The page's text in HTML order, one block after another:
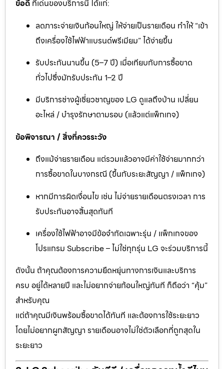
ข้อดี ที่เด่นของบริการนี้ ได้แก่:
ลดภาระจ่ายเงินก้อนใหญ่ ให้จ่ายเป็นรายเดือน ทำให้ “เข้า
ถึงเครื่องใช้ไฟฟ้าแบรนด์พรีเมียม” ได้ง่ายขึ้น
รับประกันนานขึ้น (5–7 ปี) เมื่อเทียบกับการซื้อขาด
ทั่วไปซึ่งมักรับประกัน 1–2 ปี
มีบริการช่างผู้เชี่ยวชาญของ LG ดูแลถึงบ้าน เปลี่ยน
อะไหล่ / บำรุงรักษาตามรอบ (แล้วแต่แพ็กเกจ)
ข้อพิจารณา / สิ่งที่ควรระวัง
ถึงแม้จ่ายรายเดือน แต่รวมแล้วอาจมีค่าใช้จ่ายมากกว่า
การซื้อขาดในบางกรณี (ขึ้นกับระยะสัญญา / แพ็กเกจ)
หากมีการผิดเงื่อนไข เช่น ไม่จ่ายรายเดือนตรงเวลา การ
รับประกันอาจสิ้นสุดทันที
เครื่องใช้ไฟฟ้าอาจมีข้อจำกัดเฉพาะรุ่น / แพ็กเกจของ
โปรแกรม Subscribe – ไม่ใช่ทุกรุ่น LG จะร่วมบริการนี้
ดังนั้น ถ้าคุณต้องการความยืดหยุ่นทางการเงินและบริการ
ครบ อยู่ได้หลายปี และไม่อยากจ่ายก้อนใหญ่ทันที ก็ถือว่า “คุ้ม”
สำหรับคุณ
แต่ถ้าคุณมีเงินพร้อมซื้อขาดได้ทันที และต้องการใช้ระยะยาว
โดยไม่อยากผูกสัญญา รายเดือนอาจไม่ใช่ตัวเลือกที่ถูกสุดใน
ระยะยาว